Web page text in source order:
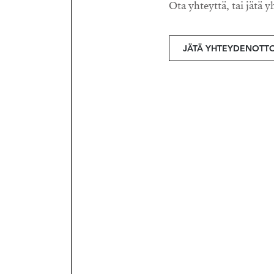
Ota yhteyttä, tai jätä
JÄTÄ